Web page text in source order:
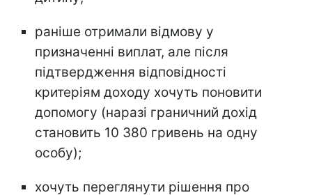
раніше отримали відмову у
призначенні виплат, але після
підтвердження відповідності
критеріям доходу хочуть поновити
допомогу (наразі граничний дохід
становить 10 380 гривень на одну
особу);
хочуть переглянути рішення про